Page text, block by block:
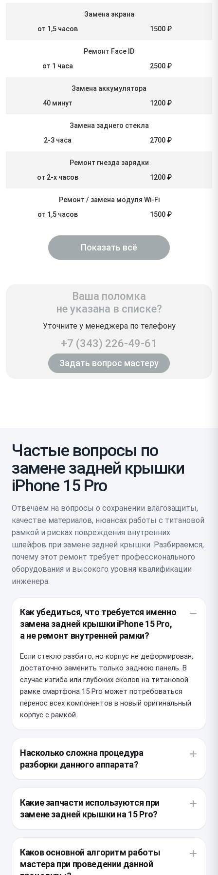
Замена экрана
от 1,5 часов
1500 ₽
Ремонт Face ID
от 1 часа
2500 ₽
Замена аккумулятора
40 минут
1200 ₽
Замена заднего стекла
2-3 часа
2700 ₽
Ремонт гнезда зарядки
от 2-х часов
1200 ₽
Ремонт / замена модуля Wi-Fi
от 1,5 часов
1500 ₽
Показать всё
Ваша поломка
не указана в списке?
Уточните у менеджера по телефону
+7 (343) 226-49-61
Задать вопрос мастеру
Частые вопросы по
замене задней крышки
iPhone 15 Pro
Отвечаем на вопросы о сохранении влагозащиты,
качестве материалов, нюансах работы с титановой
рамкой и рисках повреждения внутренних
шлейфов при замене задней крышки. Разбираемся,
почему этот ремонт требует профессионального
оборудования и высокого уровня квалификации
инженера.
Как убедиться, что требуется именно
замена задней крышки iPhone 15 Pro,
а не ремонт внутренней рамки?
Если стекло разбито, но корпус не деформирован,
достаточно заменить только заднюю панель. В
случае изгиба или глубоких сколов на титановой
рамке смартфона 15 Pro может потребоваться
перенос всех компонентов в новый оригинальный
корпус с рамкой.
Насколько сложна процедура
разборки данного аппарата?
модулей, так как задняя панель прочно приклеена
к металлическому каркасу. Мастер должен
использовать лазерную установку или
разбитое стекло, не повредив чувствительные
компоненты и беспроводную зарядку.
Какие запчасти используются при
замене задней крышки на 15 Pro?
полностью повторяют геометрию и цвет вашего
устройства. Использование дешевых аналогов
недопустимо, так как они имеют плохую адгезию и
Каков основной алгоритм работы
мастера при проведении данной